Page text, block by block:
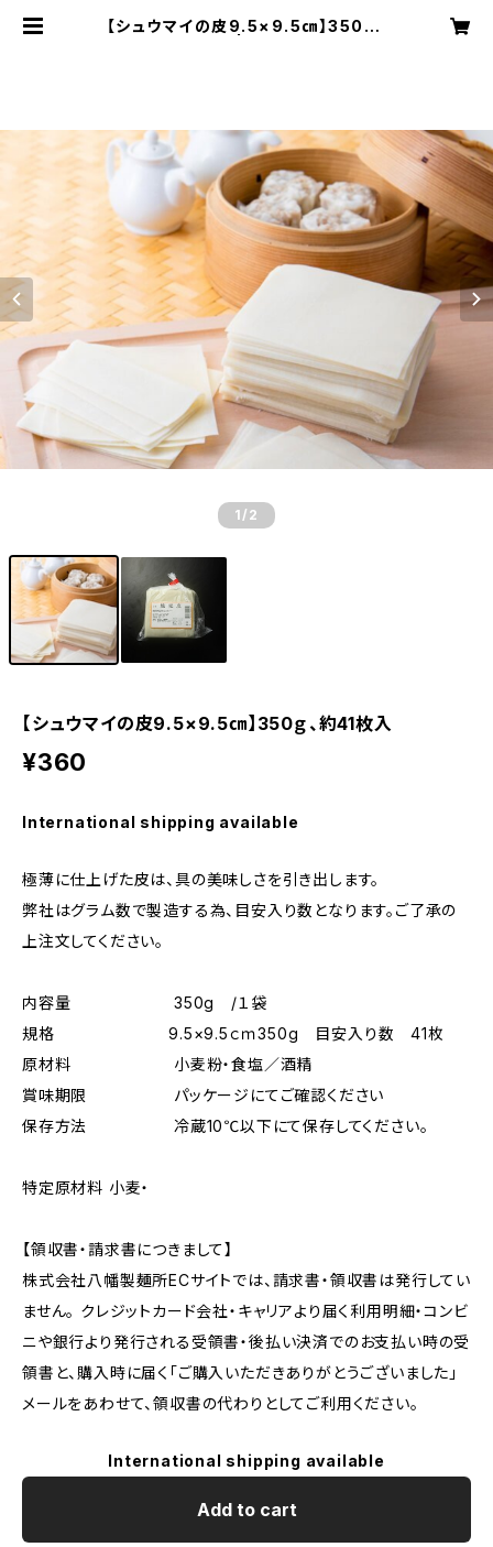
【シュウマイの皮9.5×9.5㎝】350ｇ、
1 /2
【シュウマイの皮9.5×9.5㎝】350ｇ、約41枚入
¥360
International shipping available
極薄に仕上げた皮は、具の美味しさを引き出します。
弊社はグラム数で製造する為、目安入り数となります。ご了承の
上注文してください。
内容量 350g /１袋
規格 9.5×9.5ｃｍ350g 目安入り数 41枚
原材料 小麦粉・食塩／酒精
賞味期限 パッケージにてご確認ください
保存方法 冷蔵10℃以下にて保存してください。
特定原材料 小麦・
【領収書・請求書につきまして】
株式会社八幡製麺所ECサイトでは、請求書・領収書は発行してい
ません。 クレジットカード会社・キャリアより届く利用明細・コンビ
ニや銀行より発行される受領書・後払い決済でのお支払い時の受
領書と、購入時に届く「ご購入いただきありがとうございました」
メールをあわせて、領収書の代わりとしてご利用ください。
International shipping available
Add to cart